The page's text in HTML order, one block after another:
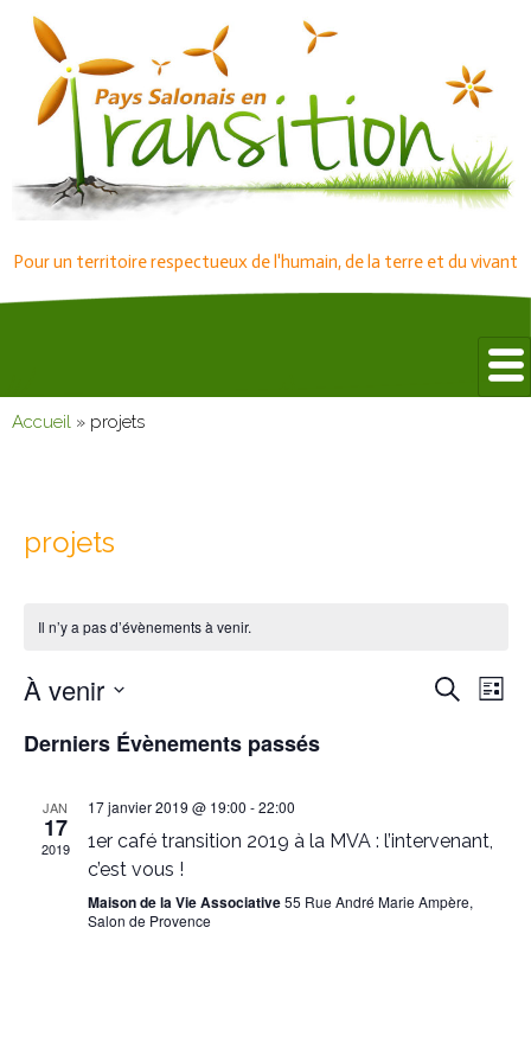
Pour un territoire respectueux de l'humain, de la terre et du vivant
Accueil » projets
projets
Il n’y a pas d’évènements à venir.
Recherche
de
Liste
À venir
une
Derniers Évènements passés
JAN
17
2019
17 janvier 2019 @ 19:00 -22:00
1er café transition 2019 à la MVA : l’intervenant,
c’est vous !
Maison de la Vie Associative55 Rue André Marie Ampère,
Salon de Provence